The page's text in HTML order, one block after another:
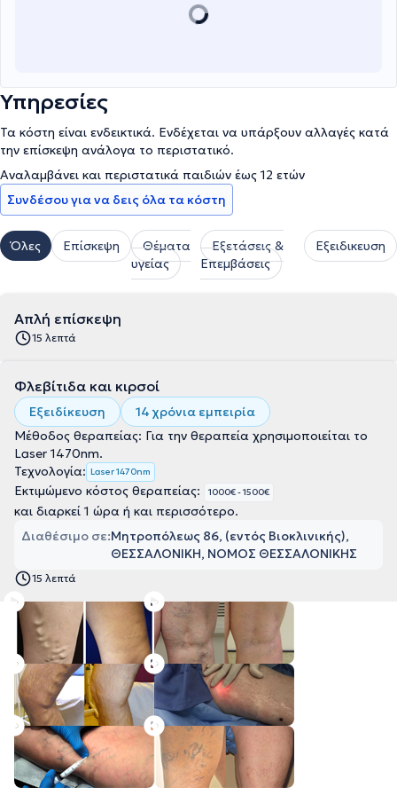
με laser οδηγεί σε επούλωση αυτών των ανοιχτών πληγών, που
καθημερινότητας σας. Η ασφάλεια των ασθενών και τα
αποτελέσματα είναι μέλημα μας.
Υπηρεσίες
Τα κόστη είναι ενδεικτικά. Ενδέχεται να υπάρξουν αλλαγές κατά
την επίσκεψη ανάλογα το περιστατικό.
Αναλαμβάνει και περιστατικά παιδιών έως 12 ετών
Συνδέσου για να δεις όλα τα κόστη
Όλες Επίσκεψη
Θέματα
υγείας
Εξετάσεις &
Επεμβάσεις
Εξειδικευση
Απλή επίσκεψη
15 λεπτά
Φλεβίτιδα και κιρσοί
Εξειδίκευση
14 χρόνια εμπειρία
Μέθοδος θεραπείας: Για την θεραπεία χρησιμοποιείται το
Laser 1470nm.
Τεχνολογία: Laser 1470nm
Εκτιμώμενο κόστος θεραπείας: 1000€ - 1500€
και διαρκεί 1 ώρα ή και περισσότερο.
Διαθέσιμο σε:Μητροπόλεως 86, (εντός Βιοκλινικής),
ΘΕΣΣΑΛΟΝΙΚΗ, ΝΟΜΟΣ ΘΕΣΣΑΛΟΝΙΚΗΣ
15 λεπτά